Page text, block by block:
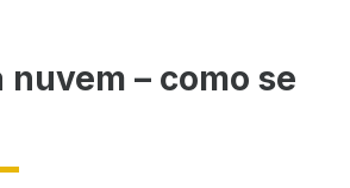
– como se